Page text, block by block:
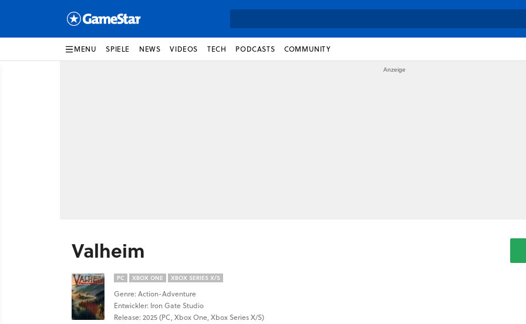
MENU SPIELE NEWS VIDEOS TECH PODCASTS COMMUNITY
Valheim
PC XBOX ONE XBOX SERIES X/S
Genre: Action-Adventure
Entwickler: Iron Gate Studio
Release: 2025 (PC, Xbox One, Xbox Series X/S)